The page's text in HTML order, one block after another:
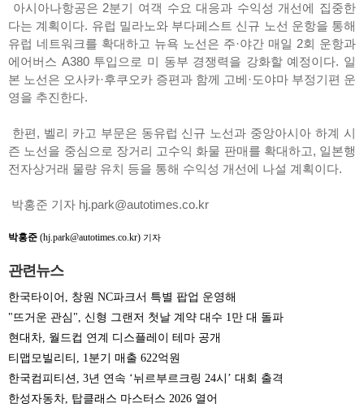
아시아나항공은 2분기 여객 수요 대응과 수익성 개선에 집중한
다는 계획이다. 유럽 밀라노와 부다페스트 신규 노선 운항을 통해
유럽 네트워크를 확대하고 뉴욕 노선은 주·야간 매일 2회 운항과
에어버스 A380 투입으로 미 동부 경쟁력을 강화할 예정이다. 일
본 노선은 오사카·후쿠오카 증편과 함께 고베·도야마 부정기편 운
영을 추진한다.
한편, 벨리 카고 부문은 동유럽 신규 노선과 중앙아시아 하계 시
즌 노선을 중심으로 장거리 고수익 화물 판매를 확대하고, 일본행
전자상거래 물량 유치 등을 통해 수익성 개선에 나설 계획이다.
박홍준 기자 hj.park@autotimes.co.kr
박홍준 (hj.park@autotimes.co.kr) 기자
관련뉴스
한국타이어, 창원 NC파크서 특별 팝업 운영해
"뜨거운 관심", 신형 그랜저 첫날 계약 대수 1만 대 돌파
현대차, 월드컵 연계 디스플레이 테마 공개
티맵모빌리티, 1분기 매출 622억원
한국컴피티션, 3년 연속 ‘뉘르부르크링 24시’ 대회 출격
한성자동차, 탑클래스 마스터스 2026 열어